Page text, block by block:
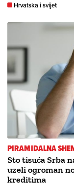
Hrvatska i svijet
PIRAMIDALNA
Sto tisuća Srba
uzeli ogroman
kreditima